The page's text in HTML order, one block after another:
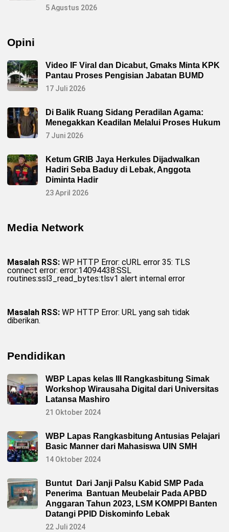
5 Agustus 2026
Opini
Video IF Viral dan Dicabut, Gmaks Minta KPK
Pantau Proses Pengisian Jabatan BUMD
17 Juli 2026
Di Balik Ruang Sidang Peradilan Agama:
Menegakkan Keadilan Melalui Proses Hukum
7 Juni 2026
Ketum GRIB Jaya Herkules Dijadwalkan
Hadiri Seba Baduy di Lebak, Anggota
Diminta Hadir
23 April 2026
Media Network
Masalah RSS: WP HTTP Error: cURL error 35: TLS
connect error: error:14094438:SSL
routines:ssl3_read_bytes:tlsv1 alert internal error
Masalah RSS: WP HTTP Error: URL yang sah tidak
diberikan.
Pendidikan
WBP Lapas kelas III Rangkasbitung Simak
Workshop Wirausaha Digital dari Universitas
Latansa Mashiro
21 Oktober 2024
WBP Lapas Rangkasbitung Antusias Pelajari
Basic Manner dari Mahasiswa UIN SMH
14 Oktober 2024
Buntut Dari Janji Palsu Kabid SMP Pada
Penerima Bantuan Meubelair Pada APBD
Anggaran Tahun 2023, LSM KOMPPI Banten
Datangi PPID Diskominfo Lebak
22 Juli 2024